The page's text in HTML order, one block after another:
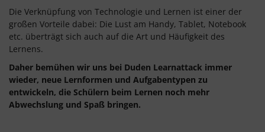
Die Verknüpfung von Technologie und Lernen ist einer der
großen Vorteile dabei: Die Lust am Handy, Tablet, Notebook
etc. überträgt sich auch auf die Art und Häufigkeit des
Lernens.
Daher bemühen wir uns bei Duden Learnattack immer
wieder, neue Lernformen und Aufgabentypen zu
entwickeln, die Schülern beim Lernen noch mehr
Abwechslung und Spaß bringen.